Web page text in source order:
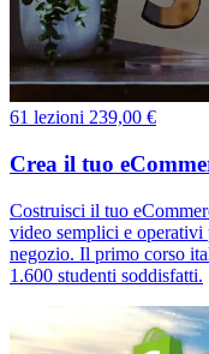
61 lezioni 239,00 €
Crea il tuo
Costruisci il tuo
video semplici e
negozio. Il primo corso
1.600 studenti soddisfatti.